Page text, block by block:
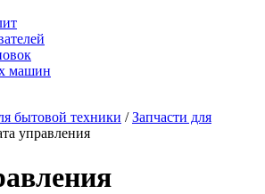
машин
бытовой техники /Запчасти для
управления